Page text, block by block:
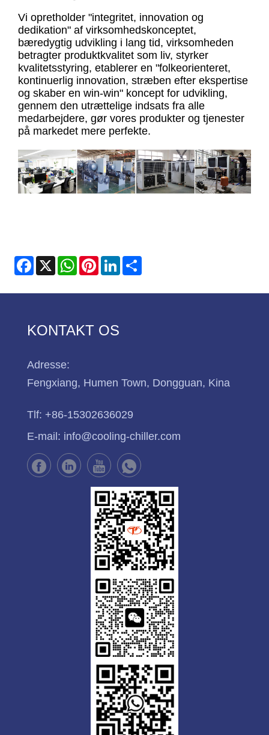
Vi opretholder "integritet, innovation og
dedikation" af virksomhedskonceptet,
bæredygtig udvikling i lang tid, virksomheden
betragter produktkvalitet som liv, styrker
kvalitetsstyring, etablerer en "folkeorienteret,
kontinuerlig innovation, stræben efter ekspertise
og skaber en win-win" koncept for udvikling,
gennem den utrættelige indsats fra alle
medarbejdere, gør vores produkter og tjenester
på markedet mere perfekte.
Facebook
X WhatsApp
PinterestLinkedIn
KONTAKT OS
Adresse:
Fengxiang, Humen Town, Dongguan, Kina
Tlf: +86-15302636029
E-mail: info@cooling-chiller.com